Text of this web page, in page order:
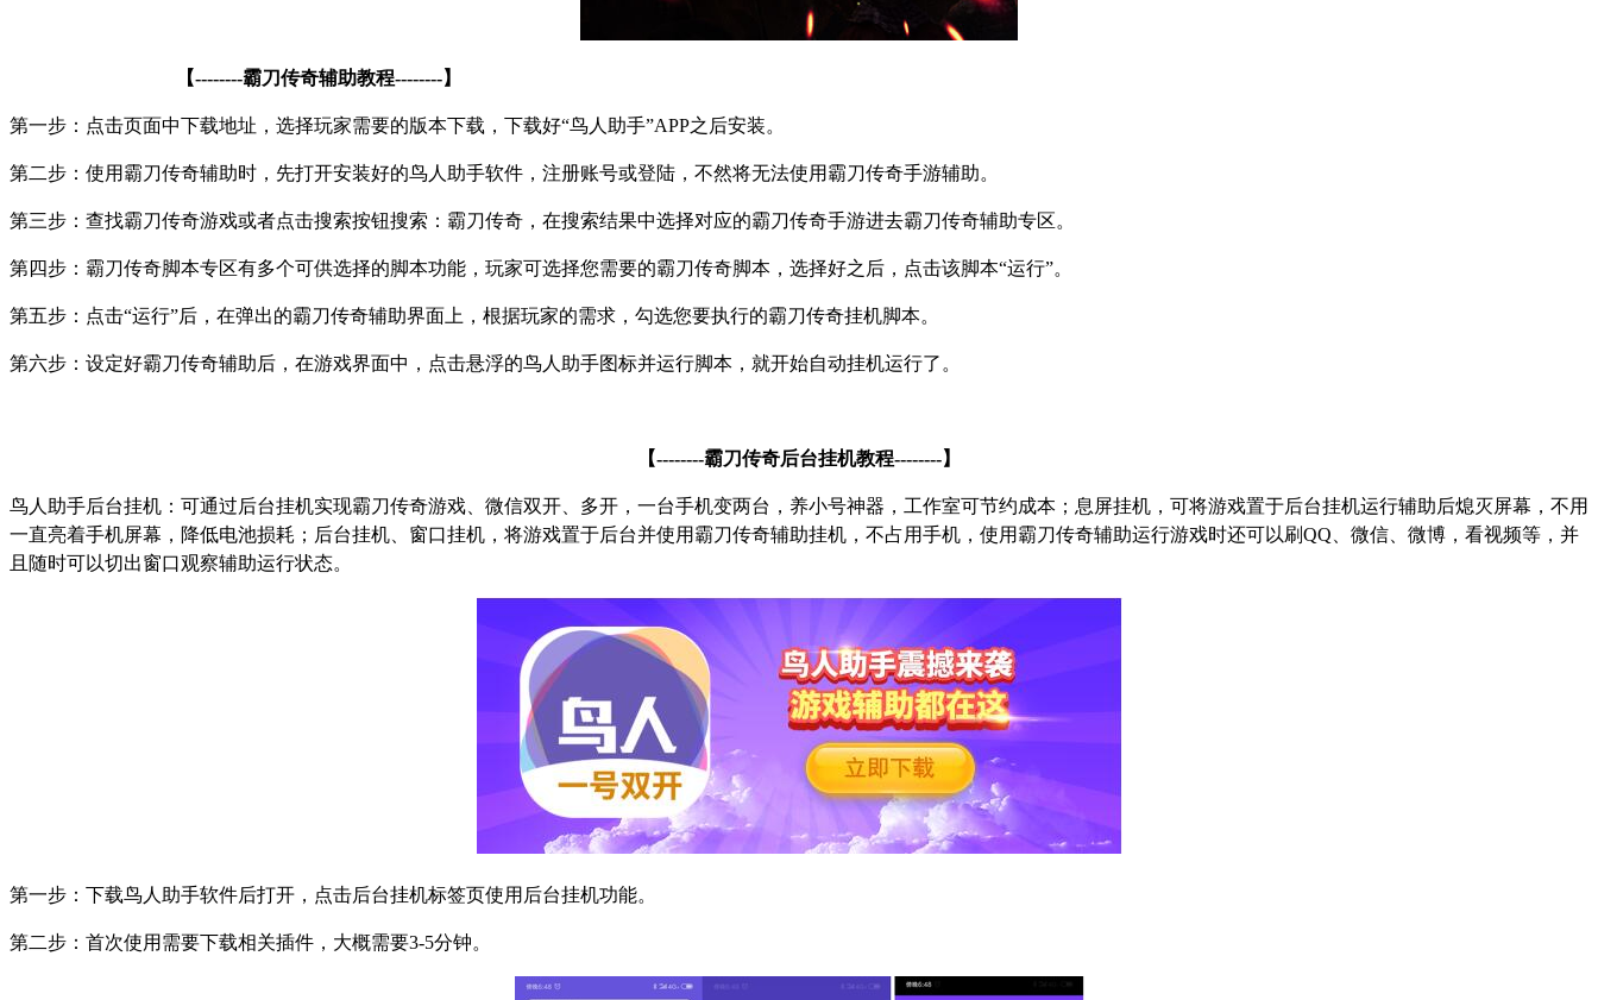
【--------霸刀传奇辅助教程--------】
第一步：点击页面中下载地址，选择玩家需要的版本下载，下载好“鸟人助手”APP之后安装。
第二步：使用霸刀传奇辅助时，先打开安装好的鸟人助手软件，注册账号或登陆，不然将无法使用霸刀传奇手游辅助。
第三步：查找霸刀传奇游戏或者点击搜索按钮搜索：霸刀传奇，在搜索结果中选择对应的霸刀传奇手游进去霸刀传奇辅助专区。
第四步：霸刀传奇脚本专区有多个可供选择的脚本功能，玩家可选择您需要的霸刀传奇脚本，选择好之后，点击该脚本“运行”。
第五步：点击“运行”后，在弹出的霸刀传奇辅助界面上，根据玩家的需求，勾选您要执行的霸刀传奇挂机脚本。
第六步：设定好霸刀传奇辅助后，在游戏界面中，点击悬浮的鸟人助手图标并运行脚本，就开始自动挂机运行了。
【--------霸刀传奇后台挂机教程--------】
鸟人助手后台挂机：可通过后台挂机实现霸刀传奇游戏、微信双开、多开，一台手机变两台，养小号神器，工作室可节约成本；息屏挂机，可将游戏置于后台挂机运行辅助后熄灭屏幕，不用
一直亮着手机屏幕，降低电池损耗；后台挂机、窗口挂机，将游戏置于后台并使用霸刀传奇辅助挂机，不占用手机，使用霸刀传奇辅助运行游戏时还可以刷QQ、微信、微博，看视频等，并
且随时可以切出窗口观察辅助运行状态。
第一步：下载鸟人助手软件后打开，点击后台挂机标签页使用后台挂机功能。
第二步：首次使用需要下载相关插件，大概需要3-5分钟。